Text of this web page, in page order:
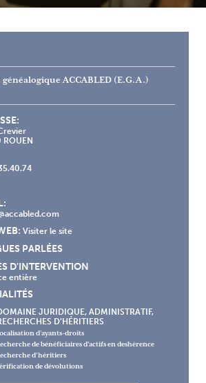
généalogique ACCABLED (E.G.A.)
Visiter le site
PARLÉES
D'INTERVENTION
entière
JURIDIQUE, ADMINISTRATIF,
D’HÉRITIERS
d’ayants-droits
de bénéficiaires d'actifs en deshérence
d’héritiers
de dévolutions